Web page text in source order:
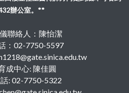
辦公室。**
聯絡人：陳怡潔
：02-7750-5597
成中心: 陳佳圓
: 02-7750-5322